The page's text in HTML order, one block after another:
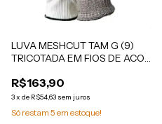
LUVA MESHCUT TAM G (9)
TRICOTADA EM FIOS DE ACO
KIT MEDIX CA 48.743
R$163,90
3x de R$54,63 sem juros
Só restam 5 em estoque!